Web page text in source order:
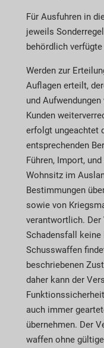
Für Ausfuhren in
jeweils
behördlich
Werden zur
Auflagen erteilt,
und
Kunden
erfolgt ungeachtet
entsprechenden
Führen, Import,
Wohnsitz im
Bestimmungen
sowie von
verantwortlich.
Schadensfall
Schusswaffen
beschriebenen
daher kann der
auch immer
übernehmen. Der
waffen ohne